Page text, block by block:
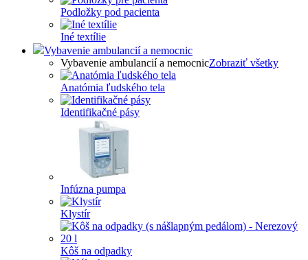
Podložky pod pacienta
Iné textílie
Vybavenie ambulancií a nemocnic
Vybavenie ambulancií a nemocnicZobraziť všetky
Anatómia ľudského tela
Identifikačné pásy
Infúzna pumpa
Klystír
Kôš na odpadky